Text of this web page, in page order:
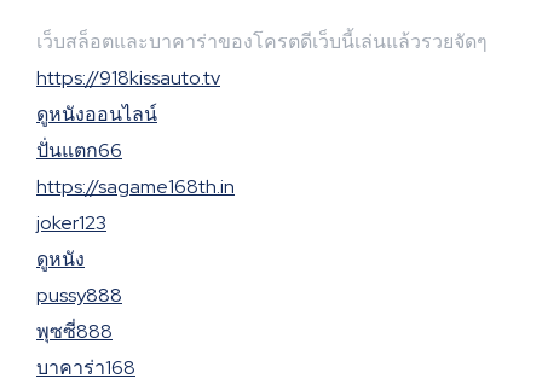
เว็บสล็อตและบาคาร่าของโครตดีเว็บนี้เล่นแล้วรวยจัดๆ
https://918kissauto.tv
ดูหนังออนไลน์
ปั่นแตก66
https://sagame168th.in
joker123
ดูหนัง
pussy888
พุซซี่888
บาคาร่า168